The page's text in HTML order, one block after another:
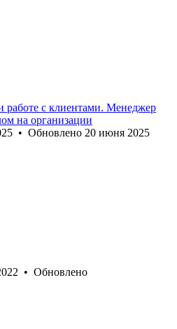
с клиентами. Менеджер
на организации
• Обновлено 20 июня 2025
• Обновлено